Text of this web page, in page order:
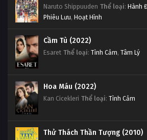
Naruto Shippuuden Thể loại: Hành
Phiêu Lưu, Hoạt Hình
Cầm Tù (2022)
Esaret Thể loại: Tình Cảm, Tâm Lý
Hoa Máu (2022)
Kan Cicekleri Thể loại: Tình Cảm
Thử Thách Thần Tượng (2010)